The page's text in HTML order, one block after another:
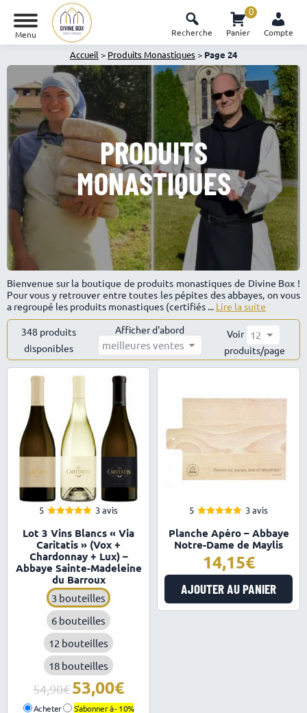
Menu Recherche Panier
0
Compte
Accueil > Produits Monastiques> Page 24
PRODUITS
MONASTIQUES
Bienvenue sur la boutique de produits monastiques de Divine Box !
Pour vous y retrouver entre toutes les pépites des abbayes, on vous
a regroupé les produits monastiques (certifiés ... Lire la suite
348 produits
disponibles
par
popularité
Afficher d'abord
Voir
produits/page
5
sur 5
3 avis
Lot 3 Vins Blancs « Via
Caritatis » (Vox +
Chardonnay + Lux) –
Abbaye Sainte-Madeleine
du Barroux
3 bouteilles
6 bouteilles
12 bouteilles
18 bouteilles
54,90
Le
prix
53,00
prix
Acheter S'abonner à -10%
5
sur 5
3 avis
Planche Apéro – Abbaye
Notre-Dame de Maylis
14,15
AJOUTER AU PANIER